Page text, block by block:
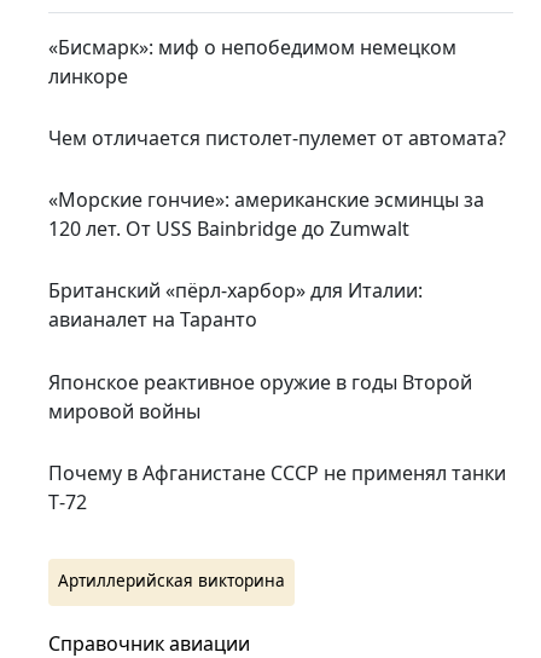
«Бисмарк»: миф о непобедимом немецком
линкоре
Чем отличается пистолет-пулемет от автомата?
«Морские гончие»: американские эсминцы за
120 лет. От USS Bainbridge до Zumwalt
Британский «пёрл-харбор» для Италии:
авианалет на Таранто
Японское реактивное оружие в годы Второй
мировой войны
Почему в Афганистане СССР не применял танки
Т‑72
Артиллерийская викторина
Справочник авиации